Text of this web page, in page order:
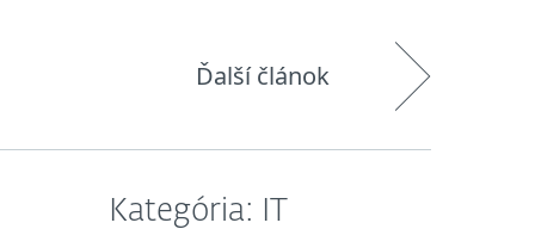
Ďalší článok
Kategória: IT